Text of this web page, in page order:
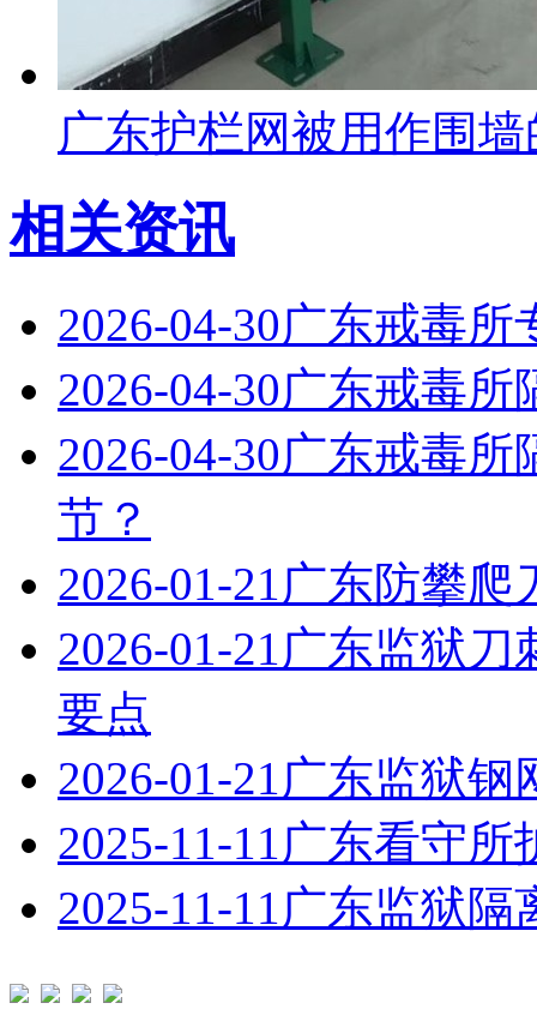
广东护栏网被用作围
相关资讯
2026-04-30广东戒毒所
2026-04-30广东戒毒所
2026-04-30广东戒毒所
节？
2026-01-21广东防攀爬
2026-01-21广东监狱刀
要点
2026-01-21广东监狱钢
2025-11-11广东看守所
2025-11-11广东监狱隔